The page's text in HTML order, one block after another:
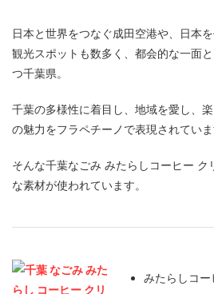
日本と世界をつなぐ成田空港や、日本
観光スポットも数多く、都会的な一面
つ千葉県。
千葉の多様性に着目し、地域を愛し、
の魅力をフラペチーノで表現されていま
そんな千葉なごみ みたらしコーヒー ク
な素材が使われています。
みたらしコー